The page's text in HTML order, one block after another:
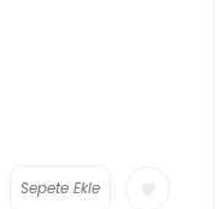
Sepete Ekle